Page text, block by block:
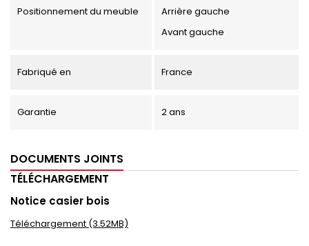
Positionnement du meuble
Arrière gauche
Avant gauche
Fabriqué en France
Garantie 2 ans
DOCUMENTS JOINTS
TÉLÉCHARGEMENT
Notice casier bois
Téléchargement (3.52MB)